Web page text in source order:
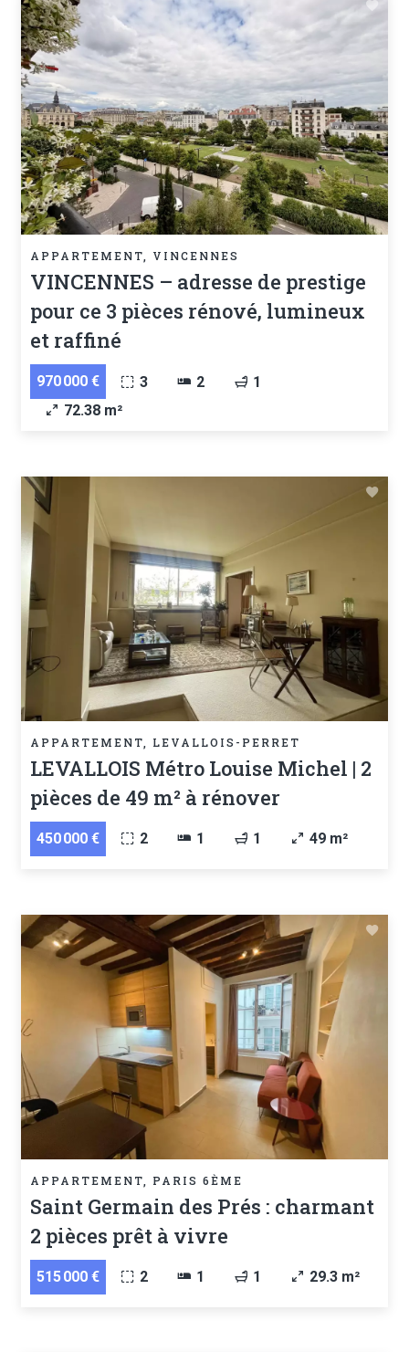
APPARTEMENT, VINCENNES
VINCENNES – adresse de prestige
pour ce 3 pièces rénové, lumineux
et raffiné
970 000 € 3 2
1
72.38 m²
APPARTEMENT, LEVALLOIS-PERRET
LEVALLOIS Métro Louise Michel | 2
pièces de 49 m² à rénover
450 000 € 2 1 1 49 m²
APPARTEMENT, PARIS 6ÈME
Saint Germain des Prés : charmant
2 pièces prêt à vivre
515 000 € 2 1 1 29.3 m²